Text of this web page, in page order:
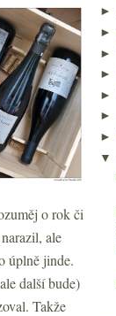
o rok či
ale
úplně jinde.
další bude)
Takže